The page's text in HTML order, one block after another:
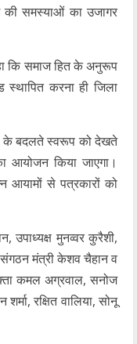
की समस्याओं का उजागर
कि समाज हित के अनुरूप
स्थापित करना ही जिला
के बदलते स्वरूप को देखते
आयोजन किया जाएगा।
आयामों से पत्रकारों को
उपाध्यक्ष मुनव्वर कुरैशी,
मंत्री केशव चैहान व
कमल अग्रवाल, सनोज
रक्षित वालिया, सोनू